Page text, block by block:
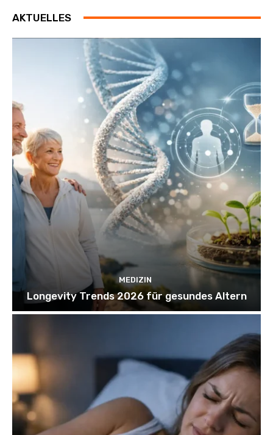
AKTUELLES
MEDIZIN
Longevity Trends 2026 für gesundes Altern